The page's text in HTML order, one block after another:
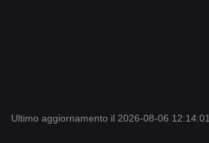
Ultimo aggiornamento il 2026-08-06 12:14:01